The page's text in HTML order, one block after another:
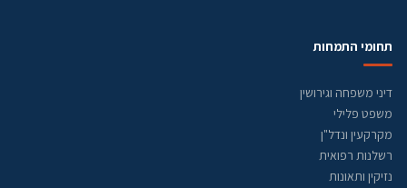
תחומי התמחות
דיני משפחה וגירושין
משפט פלילי
מקרקעין ונדל"ן
רשלנות רפואית
נזיקין ותאונות